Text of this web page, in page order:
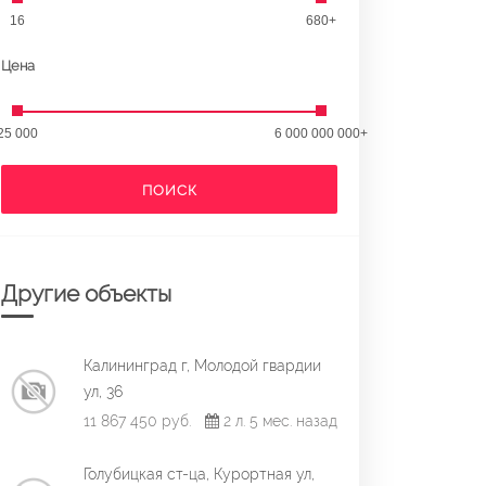
16 680+
Цена
000 6 000 000 000+
ПОИСК
Другие объекты
Калининград г, Молодой гвардии
ул, 36
11 867 450 руб.
2 л. 5 мес. назад
Голубицкая ст-ца, Курортная ул,